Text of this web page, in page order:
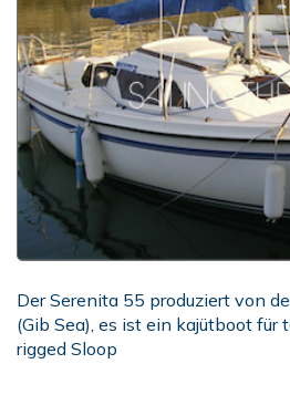
Der Serenita 55 produziert von
(Gib Sea), es ist ein kajütboot für
rigged Sloop